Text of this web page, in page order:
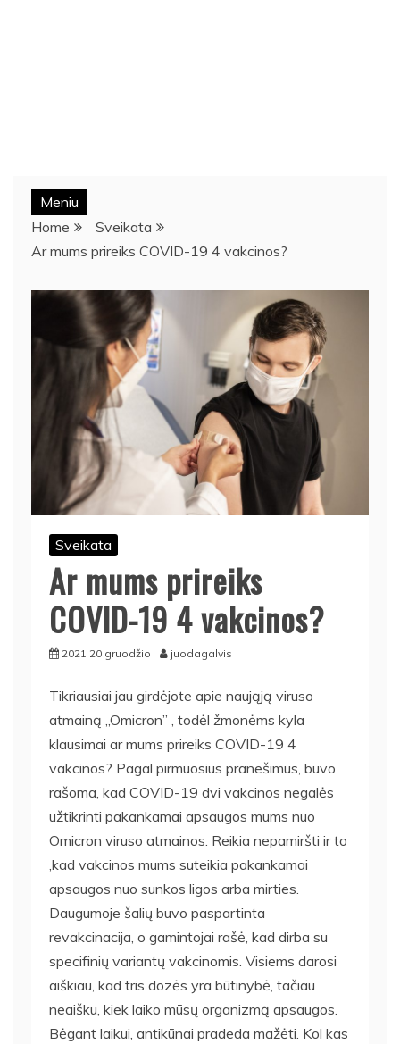
Meniu
Home
Sveikata
Ar mums prireiks COVID-19 4 vakcinos?
Sveikata
Ar mums prireiks
COVID-19 4 vakcinos?
2021 20 gruodžio juodagalvis
Tikriausiai jau girdėjote apie naująją viruso
atmainą ,,Omicron” , todėl žmonėms kyla
klausimai ar mums prireiks COVID-19 4
vakcinos? Pagal pirmuosius pranešimus, buvo
rašoma, kad COVID-19 dvi vakcinos negalės
užtikrinti pakankamai apsaugos mums nuo
Omicron viruso atmainos. Reikia nepamiršti ir to
,kad vakcinos mums suteikia pakankamai
apsaugos nuo sunkos ligos arba mirties.
Daugumoje šalių buvo paspartinta
revakcinacija, o gamintojai rašė, kad dirba su
specifinių variantų vakcinomis. Visiems darosi
aiškiau, kad tris dozės yra būtinybė, tačiau
neaišku, kiek laiko mūsų organizmą apsaugos.
Bėgant laikui, antikūnai pradeda mažėti. Kol kas